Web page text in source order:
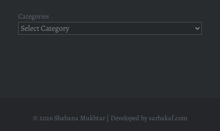
Categories
© 2026 Shabana Mukhtar | Developed by sarbakaf.com